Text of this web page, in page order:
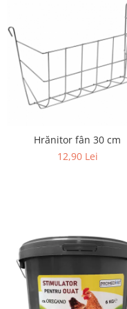
Hrănitor fân 30 cm
12,90 Lei